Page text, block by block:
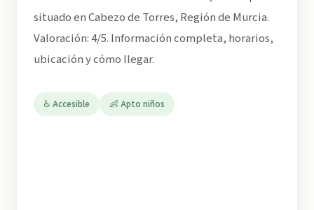
situado en Cabezo de Torres, Región de Murcia.
Valoración: 4/5. Información completa, horarios,
ubicación y cómo llegar.
♿ Accesible 👶 Apto niños